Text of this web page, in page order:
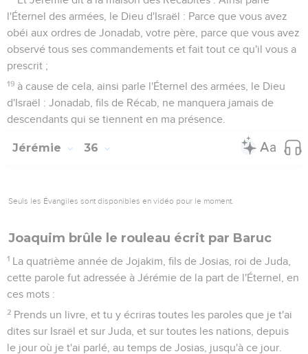
l'Éternel des armées, le Dieu d'Israël : Parce que vous avez
obéi aux ordres de Jonadab, votre père, parce que vous avez
observé tous ses commandements et fait tout ce qu'il vous a
prescrit ;
19 à cause de cela, ainsi parle l'Éternel des armées, le Dieu
d'Israël : Jonadab, fils de Récab, ne manquera jamais de
descendants qui se tiennent en ma présence.
Jérémie 36
Seuls les Évangiles sont disponibles en vidéo pour le moment.
Joaquim brûle le rouleau écrit par Baruc
1 La quatrième année de Jojakim, fils de Josias, roi de Juda,
cette parole fut adressée à Jérémie de la part de l'Éternel, en
ces mots :
2 Prends un livre, et tu y écriras toutes les paroles que je t'ai
dites sur Israël et sur Juda, et sur toutes les nations, depuis
le jour où je t'ai parlé, au temps de Josias, jusqu'à ce jour.